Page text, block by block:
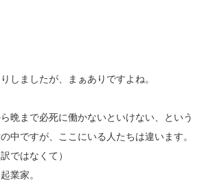
しましたが、まぁありですよね。
晩まで必死に働かないといけない、という
中ですが、ここにいる人たちは違います。
ではなくて）
業家。